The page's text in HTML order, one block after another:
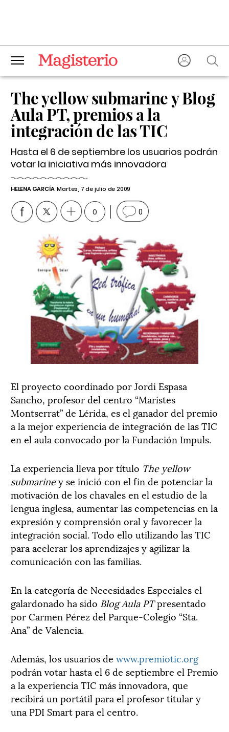
The yellow submarine y Blog
Aula PT, premios a la
integración de las TIC
Hasta el 6 de septiembre los usuarios podrán
votar la iniciativa más innovadora
HELENA GARCÍA Martes, 7 de julio de 2009
0 0
El proyecto coordinado por Jordi Espasa
Sancho, profesor del centro “Maristes
Montserrat” de Lérida, es el ganador del premio
a la mejor experiencia de integración de las TIC
en el aula convocado por la Fundación Impuls.
La experiencia lleva por título The yellow
submariney se inició con el fin de potenciar la
motivación de los chavales en el estudio de la
lengua inglesa, aumentar las competencias en la
expresión y comprensión oral y favorecer la
integración social. Todo ello utilizando las TIC
para acelerar los aprendizajes y agilizar la
comunicación con las familias.
En la categoría de Necesidades Especiales el
galardonado ha sido Blog Aula PTpresentado
por Carmen Pérez del Parque-Colegio “Sta.
Ana” de Valencia.
Además, los usuarios de www.premiotic.org
podrán votar hasta el 6 de septiembre el Premio
a la experiencia TIC más innovadora, que
recibirá un portátil para el profesor titular y
una PDI Smart para el centro.